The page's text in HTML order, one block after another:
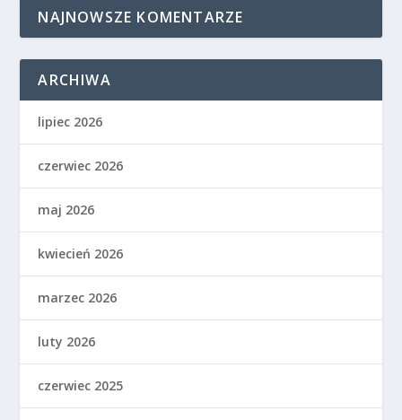
NAJNOWSZE KOMENTARZE
ARCHIWA
lipiec 2026
czerwiec 2026
maj 2026
kwiecień 2026
marzec 2026
luty 2026
czerwiec 2025